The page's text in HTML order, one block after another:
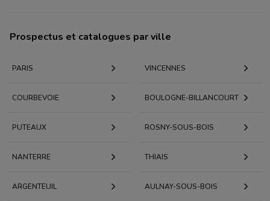
Prospectus et catalogues par ville
PARIS VINCENNES
COURBEVOIE BOULOGNE-BILLANCOURT
PUTEAUX ROSNY-SOUS-BOIS
NANTERRE THIAIS
ARGENTEUIL AULNAY-SOUS-BOIS